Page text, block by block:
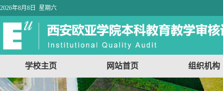
2026年8月8日 星期六
学校主页 网站首页 组织机构